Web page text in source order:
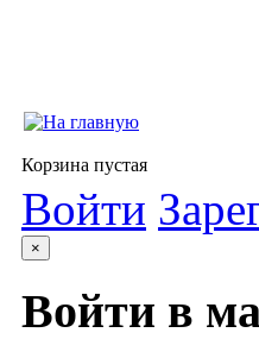
Корзина пустая
Войти
×
Войти в